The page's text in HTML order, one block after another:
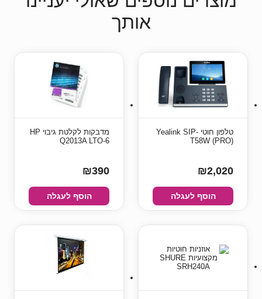
אותך
טלפון חוטי Yealink SIP-
T58W (PRO)
₪2,020
הוסף לעגלה
מדבקות לקלטת גיבוי HP
Q2013A LTO-6
₪390
הוסף לעגלה